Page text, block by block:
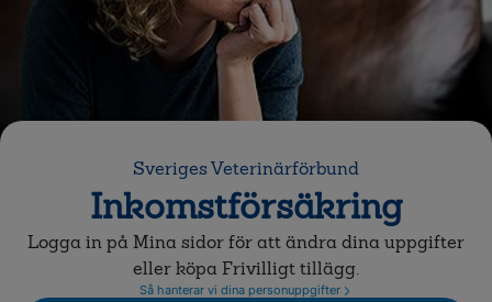
Sveriges Veterinärförbund
Inkomstförsäkring
Logga in på Mina sidor för att ändra dina uppgifter
eller köpa Frivilligt tillägg.
Så hanterar vi dina personuppgifter